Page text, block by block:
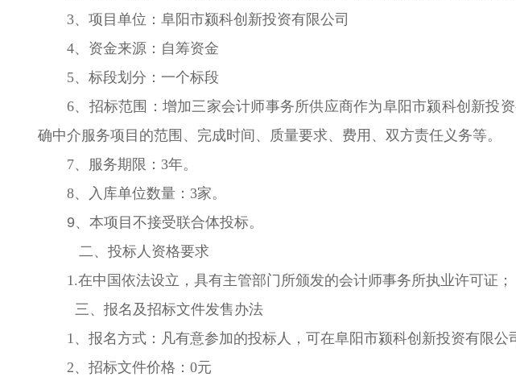
3、项目单位：阜阳市颍科创新投资有限公司
4、资金来源：自筹资金
5、标段划分：一个标段
6、招标范围：增加三家会计师事务所供应商作为阜阳市颍科创新投
确中介服务项目的范围、完成时间、质量要求、费用、双方责任义务等。
7、服务期限：3年。
8、入库单位数量：3家。
9、本项目不接受联合体投标。
二、投标人资格要求
1.在中国依法设立，具有主管部门所颁发的会计师事务所执业许可证；
三、报名及招标文件发售办法
1、报名方式：凡有意参加的投标人，可在阜阳市颍科创新投资有限
2、招标文件价格：0元